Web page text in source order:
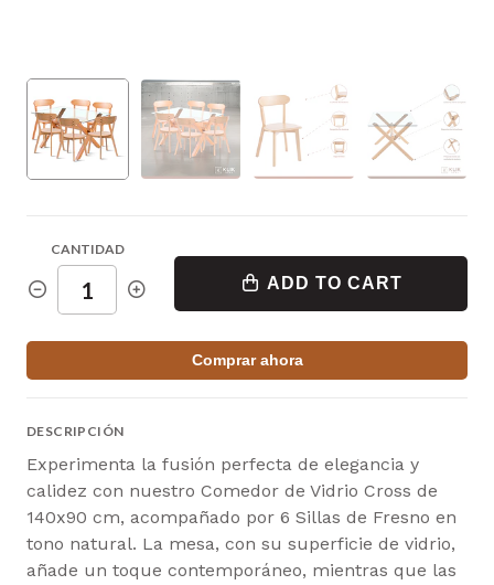
CANTIDAD
ADD TO CART
Comprar ahora
DESCRIPCIÓN
Experimenta la fusión perfecta de elegancia y
calidez con nuestro Comedor de Vidrio Cross de
140x90 cm, acompañado por 6 Sillas de Fresno en
tono natural. La mesa, con su superficie de vidrio,
añade un toque contemporáneo, mientras que las